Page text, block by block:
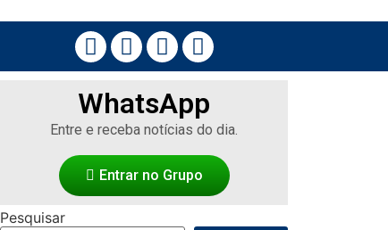
WhatsApp
Entre e receba notícias do dia.
Entrar no Grupo
Pesquisar